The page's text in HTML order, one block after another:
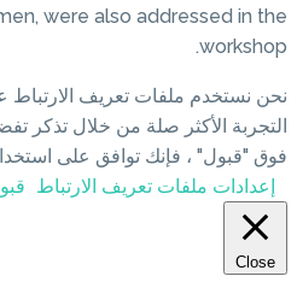
especially on women,
على موقعنا الإلكتروني لنمنحك
تفضيلاتك وتكرار الزيارات. بالنقر
جميع ملفات تعريف الارتباط
قبول